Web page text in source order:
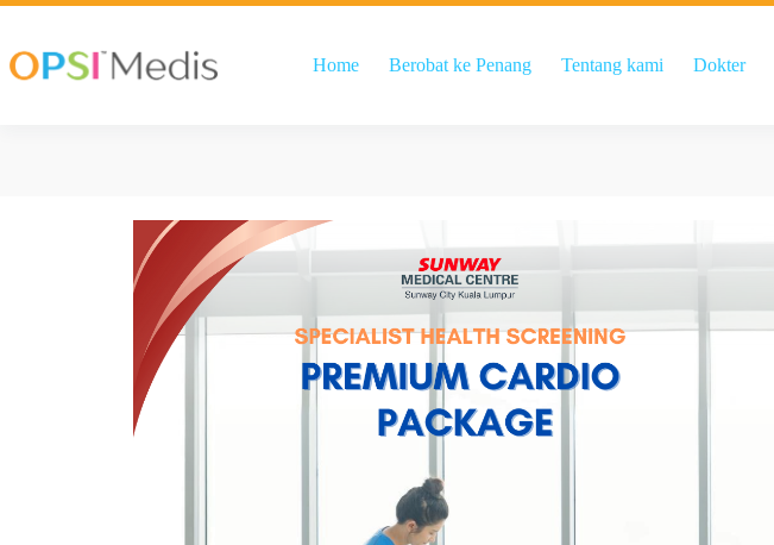
Home Berobat ke Penang Tentang kami Dokter